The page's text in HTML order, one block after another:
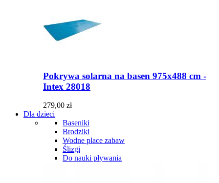
Pokrywa solarna na basen 975x488 cm -
Intex 28018
279,00 zł
Dla dzieci
Baseniki
Brodziki
Wodne place zabaw
Ślizgi
Do nauki pływania